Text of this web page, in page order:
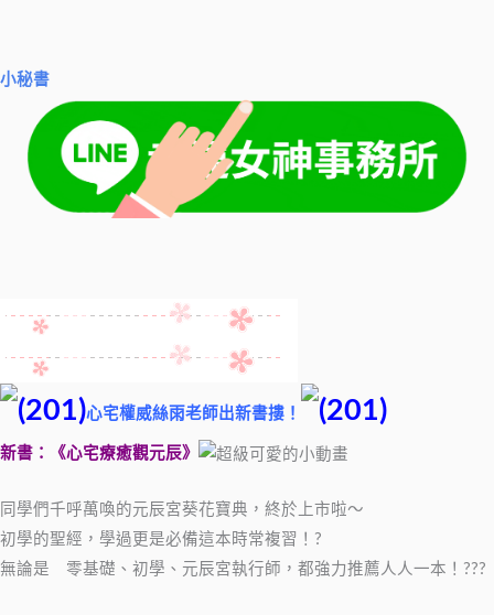
小秘書
心宅權威絲雨老師出新書摟！
新書：《心宅療癒觀元辰》
同學們千呼萬喚的元辰宮葵花寶典，終於上市啦～
初學的聖經，學過更是必備這本時常複習！?
無論是 零基礎、初學、元辰宮執行師，都強力推薦人人一本！???